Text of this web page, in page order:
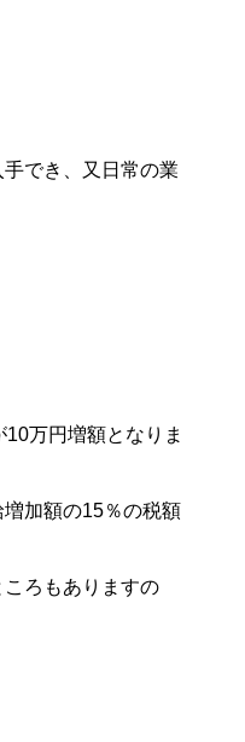
でき、又日常の業
万円増額となりま
加額の15％の税額
ろもありますの